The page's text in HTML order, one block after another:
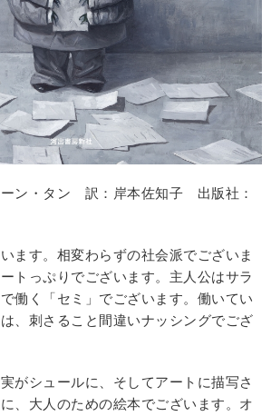
ーン・タン 訳：岸本佐知子 出版社：
ます。相変わらずの社会派でございま
トっぷりでございます。主人公はサラ
働く「セミ」でございます。働いてい
、刺さること間違いナッシングでござ
がシュールに、そしてアートに描写さ
、大人のための絵本でございます。オ